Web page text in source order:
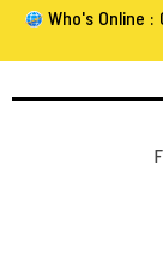
Who's Online :